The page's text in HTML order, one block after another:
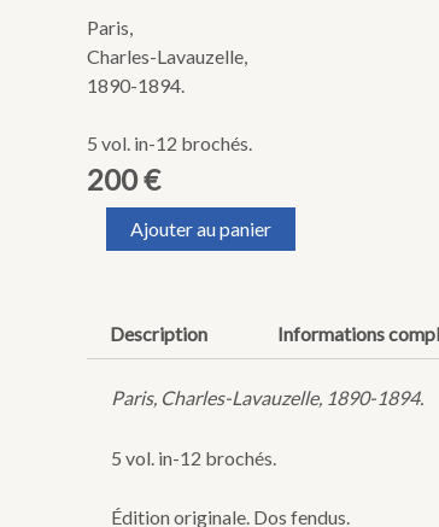
Paris,
Charles-Lavauzelle,
1890-1894.
5 vol. in-12 brochés.
200€
française
à
travers
Ajouter au panier
Description Informations
Paris, Charles-Lavauzelle, 1890-1894.
5 vol. in-12 brochés.
Édition originale. Dos fendus.